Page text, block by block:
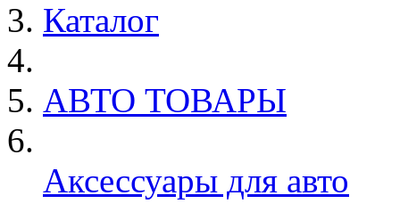
Каталог
АВТО ТОВАРЫ
Аксессуары для авто